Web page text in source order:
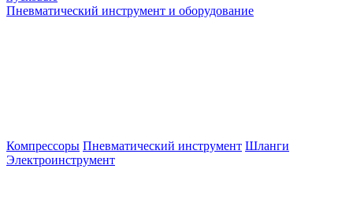
Пневматический инструмент и оборудование
Компрессоры Пневматический инструмент Шланги
Электроинструмент